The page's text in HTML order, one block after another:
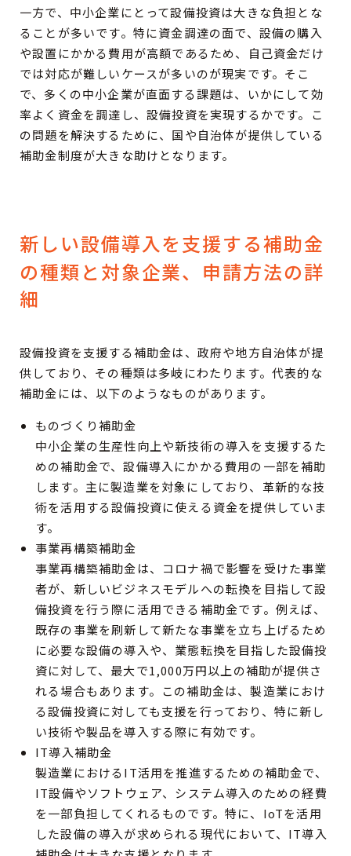
一方で、中小企業にとって設備投資は大きな負担とな
ることが多いです。特に資金調達の面で、設備の購入
や設置にかかる費用が高額であるため、自己資金だけ
では対応が難しいケースが多いのが現実です。そこ
で、多くの中小企業が直面する課題は、いかにして効
率よく資金を調達し、設備投資を実現するかです。こ
の問題を解決するために、国や自治体が提供している
補助金制度が大きな助けとなります。
新しい設備導入を支援する補助金
の種類と対象企業、申請方法の詳
細
設備投資を支援する補助金は、政府や地方自治体が提
供しており、その種類は多岐にわたります。代表的な
補助金には、以下のようなものがあります。
ものづくり補助金
中小企業の生産性向上や新技術の導入を支援するた
めの補助金で、設備導入にかかる費用の一部を補助
します。主に製造業を対象にしており、革新的な技
術を活用する設備投資に使える資金を提供していま
す。
事業再構築補助金
事業再構築補助金は、コロナ禍で影響を受けた事業
者が、新しいビジネスモデルへの転換を目指して設
備投資を行う際に活用できる補助金です。例えば、
既存の事業を刷新して新たな事業を立ち上げるため
に必要な設備の導入や、業態転換を目指した設備投
資に対して、最大で1,000万円以上の補助が提供さ
れる場合もあります。この補助金は、製造業におけ
る設備投資に対しても支援を行っており、特に新し
い技術や製品を導入する際に有効です。
IT導入補助金
製造業におけるIT活用を推進するための補助金で、
IT設備やソフトウェア、システム導入のための経費
を一部負担してくれるものです。特に、IoTを活用
した設備の導入が求められる現代において、IT導入